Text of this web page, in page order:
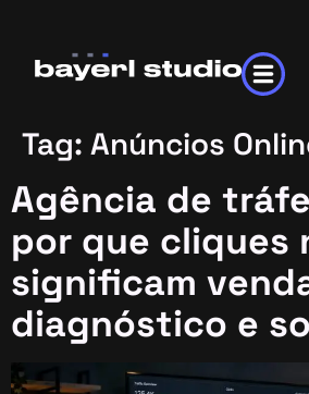
Tag: Anúncios
Agência de
por que cliques
significam
diagnóstico e